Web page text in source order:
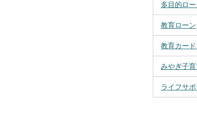
多目的ロ
教育ローン
教育カー
みやぎ子
ライフサ